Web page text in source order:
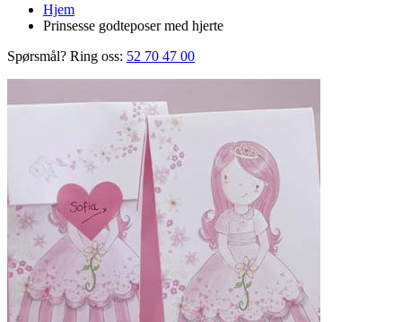
Hjem
Prinsesse godteposer med hjerte
Spørsmål? Ring oss: 52 70 47 00